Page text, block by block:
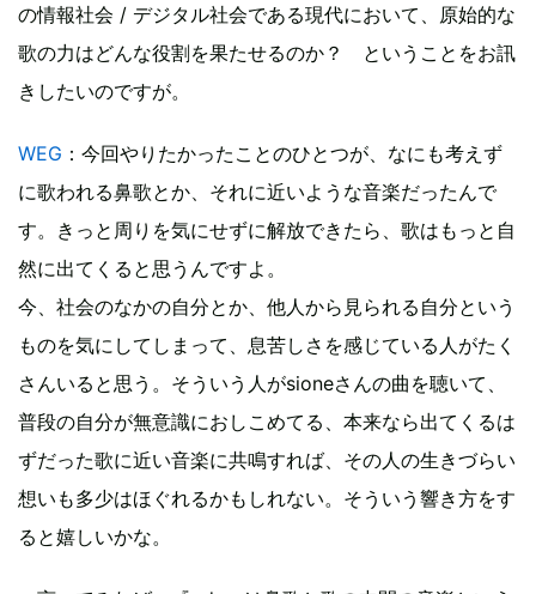
の情報社会 / デジタル社会である現代において、原始的な
歌の力はどんな役割を果たせるのか？ ということをお訊
きしたいのですが。
WEG ：今回やりたかったことのひとつが、なにも考えず
に歌われる鼻歌とか、それに近いような音楽だったんで
す。きっと周りを気にせずに解放できたら、歌はもっと自
然に出てくると思うんですよ。
今、社会のなかの自分とか、他人から見られる自分という
ものを気にしてしまって、息苦しさを感じている人がたく
さんいると思う。そういう人がsioneさんの曲を聴いて、
普段の自分が無意識におしこめてる、本来なら出てくるは
ずだった歌に近い音楽に共鳴すれば、その人の生きづらい
想いも多少はほぐれるかもしれない。そういう響き方をす
ると嬉しいかな。